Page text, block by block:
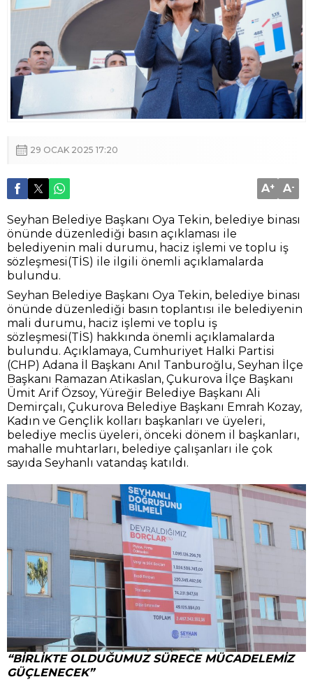
29 OCAK 2025 17:20
A+ A-
Seyhan Belediye Başkanı Oya Tekin, belediye binası
önünde düzenlediği basın açıklaması ile
belediyenin mali durumu, haciz işlemi ve toplu iş
sözleşmesi(TİS) ile ilgili önemli açıklamalarda
bulundu.
Seyhan Belediye Başkanı Oya Tekin, belediye binası
önünde düzenlediği basın toplantısı ile belediyenin
mali durumu, haciz işlemi ve toplu iş
sözleşmesi(TİS) hakkında önemli açıklamalarda
bulundu. Açıklamaya, Cumhuriyet Halki Partisi
(CHP) Adana İl Başkanı Anıl Tanburoğlu, Seyhan İlçe
Başkanı Ramazan Atikaslan, Çukurova İlçe Başkanı
Ümit Arif Özsoy, Yüreğir Belediye Başkanı Ali
Demirçalı, Çukurova Belediye Başkanı Emrah Kozay,
Kadın ve Gençlik kolları başkanları ve üyeleri,
belediye meclis üyeleri, önceki dönem il başkanları,
mahalle muhtarları, belediye çalışanları ile çok
sayıda Seyhanlı vatandaş katıldı.
“BİRLİKTE OLDUĞUMUZ SÜRECE MÜCADELEMİZ
GÜÇLENECEK”